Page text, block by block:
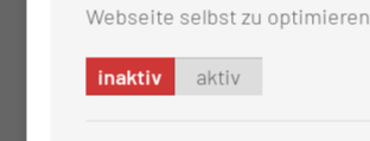
Webseite selbst zu optimieren.
inaktiv aktiv